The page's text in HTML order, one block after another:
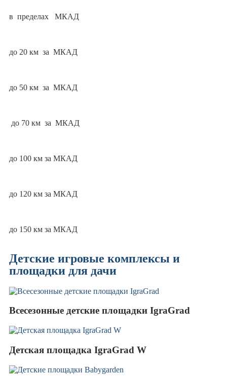
в пределах МКАД
до 20 км за МКАД
до 50 км за МКАД
до 70 км за МКАД
до 100 км за МКАД
до 120 км за МКАД
до 150 км за МКАД
Детские игровые комплексы и
площадки для дачи
Всесезонные детские площадки IgraGrad
Детская площадка IgraGrad W